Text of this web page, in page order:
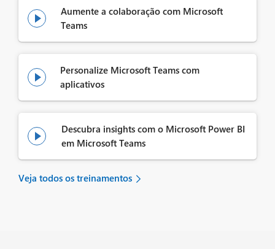

Aumente a colaboração com Microsoft
Teams

Personalize Microsoft Teams com
aplicativos

Descubra insights com o Microsoft Power BI
em Microsoft Teams
Veja todos os treinamentos